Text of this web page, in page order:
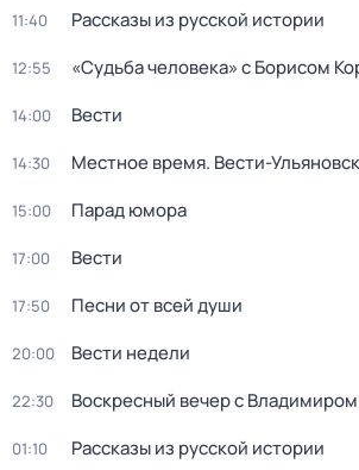
11:40 Рассказы из русской истории
12:55 «Судьба человека» с Борисом
14:00 Вести
14:30 Местное время. Вести-Ульяновск
15:00 Парад юмора
17:00 Вести
17:50 Песни от всей души
20:00 Вести недели
22:30 Воскресный вечер с
01:10 Рассказы из русской истории